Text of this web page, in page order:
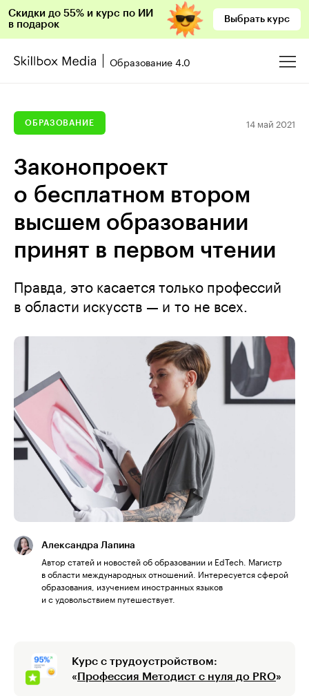
Скидки до 55% и курс по ИИ
в подарок
Выбрать курс
Образование 4.0
ОБРАЗОВАНИЕ 14 май 2021
Законопроект
о бесплатном втором
высшем образовании
принят в первом чтении
Правда, это касается только профессий
в области искусств — и то не всех.
Александра Лапина
Автор статей и новостей об образовании и EdTech. Магистр
в области международных отношений. Интересуется сферой
образования, изучением иностранных языков
и с удовольствием путешествует.
Курс с трудоустройством:
« Профессия Методист с нуля до PRO»